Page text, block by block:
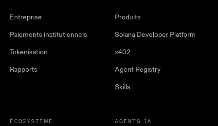
Entreprise
Paiements institutionnels
Tokenisation
Rapports
Produits
Solana Developer Platform
x402
Agent Registry
Skills
ÉCOSYSTÈME AGENTS IA